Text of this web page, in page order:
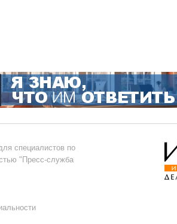
специалистов по
"Пресс-служба